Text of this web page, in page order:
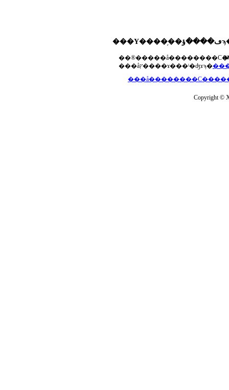
���Υ����֥��ڡ����ؤϡ��ޤ��ۡ���ڡ��������åץ����ɤ���Ƥ��ޤ���agua-
���åץ����ɤ���ˡ�ʤɤϡ�
Copyright ©